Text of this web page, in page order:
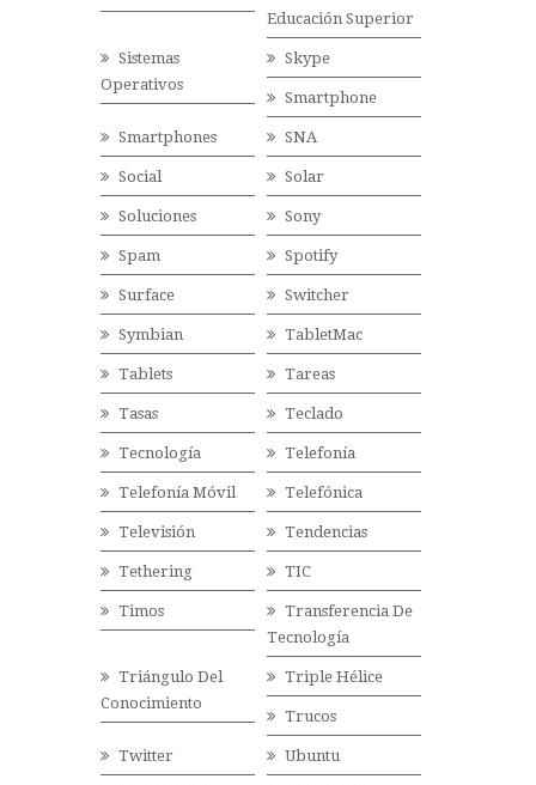
Educación Superior
Sistemas
Operativos
Skype
Smartphone
Smartphones SNA
Social Solar
Soluciones Sony
Spam Spotify
Surface Switcher
Symbian TabletMac
Tablets Tareas
Tasas Teclado
Tecnología Telefonía
Telefonía Móvil Telefónica
Televisión Tendencias
Tethering TIC
Timos
Transferencia De
Tecnología
Triángulo Del
Conocimiento
Triple Hélice
Trucos
Twitter Ubuntu